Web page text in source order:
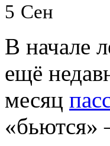
5 Сен
В начале
ещё
месяц
«бьются»